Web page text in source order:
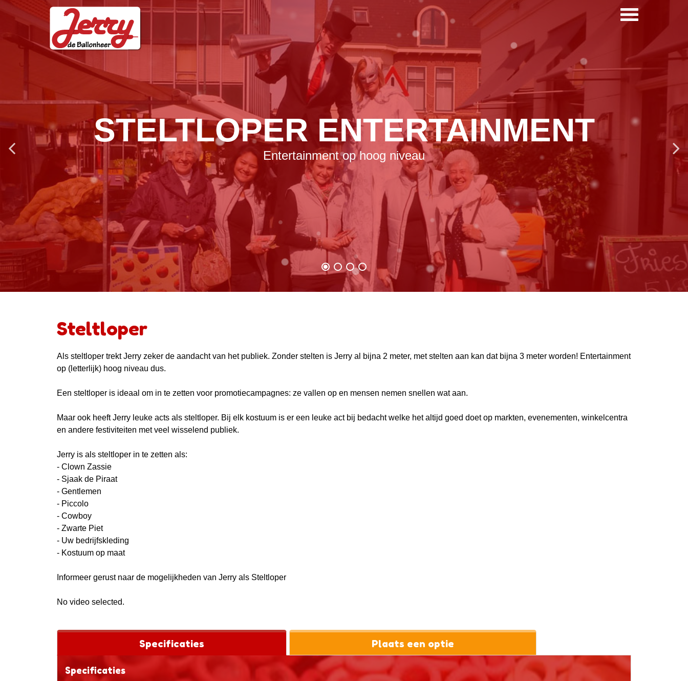
OPVALLEN OP HOOG NIVEAU
Ideaal voor promotieacties: niemand ziet het over het hoofd
Steltloper
Als steltloper trekt Jerry zeker de aandacht van het publiek. Zonder stelten is Jerry al bijna 2 meter, met stelten aan kan dat bijna 3 meter worden! Entertainment
op (letterlijk) hoog niveau dus.
Een steltloper is ideaal om in te zetten voor promotiecampagnes: ze vallen op en mensen nemen snellen wat aan.
Maar ook heeft Jerry leuke acts als steltloper. Bij elk kostuum is er een leuke act bij bedacht welke het altijd goed doet op markten, evenementen, winkelcentra
en andere festiviteiten met veel wisselend publiek.
Jerry is als steltloper in te zetten als:
- Clown Zassie
- Sjaak de Piraat
- Gentlemen
- Piccolo
- Cowboy
- Zwarte Piet
- Uw bedrijfskleding
- Kostuum op maat
Informeer gerust naar de mogelijkheden van Jerry als Steltloper
No video selected.
Specificaties Plaats een optie
Specificaties